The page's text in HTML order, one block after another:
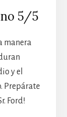
5/5
manera
y el
Prepárate
Ford!